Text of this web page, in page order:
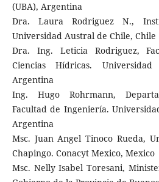
(UBA), Argentina
Dra. Laura Rodriguez N.,
Universidad Austral de Chile, Chile
Dra. Ing. Leticia Rodriguez,
Ciencias Hídricas.
Argentina
Ing. Hugo Rohrmann,
Facultad de Ingeniería.
Argentina
Msc. Juan Angel Tinoco Rueda,
Chapingo. Conacyt Mexico, Mexico
Msc. Nelly Isabel Toresani,